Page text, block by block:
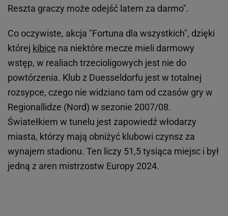
Reszta graczy może odejść latem za darmo".
Co oczywiste, akcja "Fortuna dla wszystkich", dzięki
której kibice na niektóre mecze mieli darmowy
wstęp, w realiach trzecioligowych jest nie do
powtórzenia. Klub z Duesseldorfu jest w totalnej
rozsypce, czego nie widziano tam od czasów gry w
Regionallidze (Nord) w sezonie 2007/08.
Światełkiem w tunelu jest zapowiedź włodarzy
miasta, którzy mają obniżyć klubowi czynsz za
wynajem stadionu. Ten liczy 51,5 tysiąca miejsc i był
jedną z aren mistrzostw Europy 2024.